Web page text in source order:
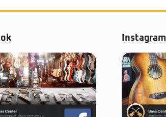
Instagram